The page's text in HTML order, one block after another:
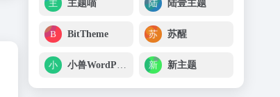
主题喵 陆壹主题
BitTheme 苏醒
新主题